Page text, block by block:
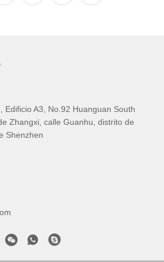
Edificio A3, No.92 Huanguan South
Zhangxi, calle Guanhu, distrito de
Shenzhen